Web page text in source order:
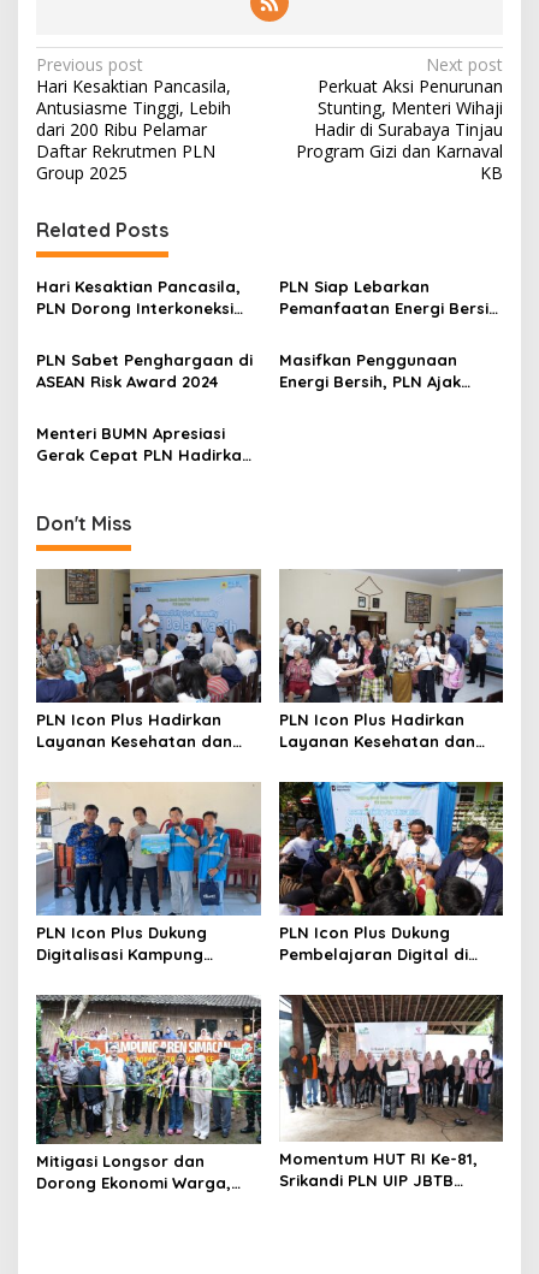
P
o
s
t
a
v
i
a
i
n
Previous post
Hari Kesaktian Pancasila,
Antusiasme Tinggi, Lebih
dari 200 Ribu Pelamar
Daftar Rekrutmen PLN
Group 2025
Next post
Perkuat Aksi Penurunan
Stunting, Menteri Wihaji
Hadir di Surabaya Tinjau
Program Gizi dan Karnaval
KB
Related Posts
Hari Kesaktian Pancasila,
PLN Dorong Interkoneksi
Akselerasi Transisi Energi
Bersih
PLN Siap Lebarkan
Pemanfaatan Energi Bersih
PLN Sabet Penghargaan di
ASEAN Risk Award 2024
Masifkan Penggunaan
Energi Bersih, PLN Ajak
Menteri BUMN Apresiasi
Gerak Cepat PLN Hadirkan
Don't Miss
PLN Icon Plus Hadirkan
Layanan Kesehatan dan
di Rumah Belas Kasih
PLN Icon Plus Hadirkan
Layanan Kesehatan dan
PLN Icon Plus Dukung
Digitalisasi Kampung
Gratis di Desa Nelayan
Rajatama
PLN Icon Plus Dukung
Pembelajaran Digital di
Mitigasi Longsor dan
Dorong Ekonomi Warga,
Momentum HUT RI Ke-81,
Srikandi PLN UIP JBTB